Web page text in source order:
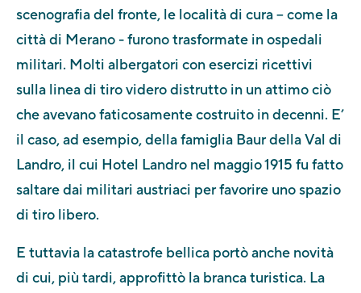
scenografia del fronte, le località di cura – come la
città di Merano - furono trasformate in ospedali
militari. Molti albergatori con esercizi ricettivi
sulla linea di tiro videro distrutto in un attimo ciò
che avevano faticosamente costruito in decenni. E’
il caso, ad esempio, della famiglia Baur della Val di
Landro, il cui Hotel Landro nel maggio 1915 fu fatto
saltare dai militari austriaci per favorire uno spazio
di tiro libero.
E tuttavia la catastrofe bellica portò anche novità
di cui, più tardi, approfittò la branca turistica. La